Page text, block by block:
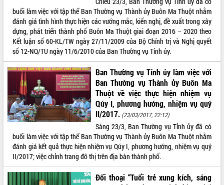
Quyết liệt cải cách hành chính, khơi
thông nguồn lực phát triển
Nâng cao hiệu lực, hiệu quả HĐND
tỉnh thông qua hiện đại hóa hành chính
Xã Ea Phê gắn cải cách hành chính với
chuyển đổi số
Phó Chủ tịch Thường trực UBND tỉnh
Hồ Thị Nguyên Thảo làm việc tại Trung
tâm Phục vụ hành chính công xã Ea
Phê
hành cùng nông dân dân, doanh nghiệp
Giai đoạn 2026-2030, Đắk Lắk phấn
đấu có 77% xã đạt chuẩn nông thôn
mới
Chuyển đổi số 'mở đường' cho nông
buổi làm việc với tập thể Ban Thường vụ Thành ủy Buôn Ma Thuột nhằm
đánh giá tình hình thực hiện các vướng mắc, kiến nghị, đề xuất trong xây
dựng, phát triển thành phố Buôn Ma Thuột giai đoạn 2016 – 2020 theo
Kết luận số 60-KL/TW ngày 27/11/2009 của Bộ Chính trị và Nghị quyết
số 12-NQ/TU ngày 11/6/2010 của Ban Thường vụ Tỉnh ủy.
Ban Thường vụ Tỉnh ủy làm việc với
Ban Thường vụ Thành ủy Buôn Ma
Thuột về việc thực hiện nhiệm vụ
Qúy I, phương hướng, nhiệm vụ quý
II/2017. (23/03/2017, 22:12)
Sáng 23/3, Ban Thường vụ Tỉnh ủy đã có
buổi làm việc với tập thể Ban Thường vụ Thành ủy Buôn Ma Thuột nhằm
đánh giá kết quả thực hiện nhiệm vụ Qúy I, phương hướng, nhiệm vụ quý
II/2017; việc chỉnh trang đô thị trên địa bàn thành phố.
Đối thoại “Tuổi trẻ xung kích, sáng